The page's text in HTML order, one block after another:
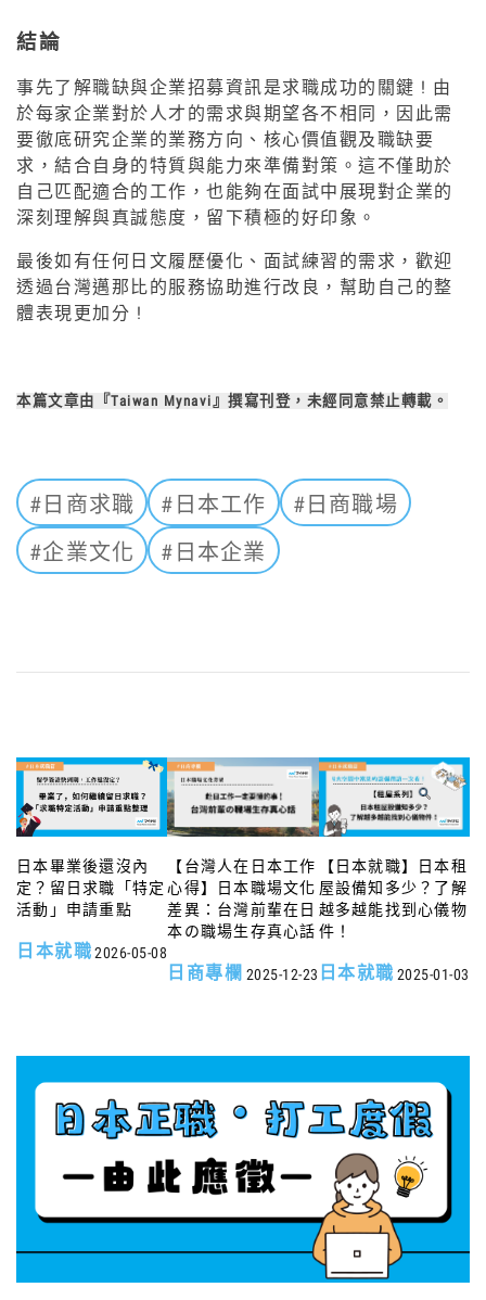
結論
事先了解職缺與企業招募資訊是求職成功的關鍵 ! 由
於每家企業對於人才的需求與期望各不相同，因此需
要徹底研究企業的業務方向、核心價值觀及職缺要
求，結合自身的特質與能力來準備對策。這不僅助於
自己匹配適合的工作，也能夠在面試中展現對企業的
深刻理解與真誠態度，留下積極的好印象。
最後如有任何日文履歷優化、面試練習的需求，歡迎
透過台灣邁那比的服務協助進行改良，幫助自己的整
體表現更加分 !
本篇文章由『Taiwan Mynavi』撰寫刊登，未經同意禁止轉載。
#日商求職 #日本工作
#日商職場
#企業文化
#日本企業
日本畢業後還沒內
定？留日求職「特定
活動」申請重點
日本就職 2026-05-08
【台灣人在日本工作
心得】日本職場文化
差異：台灣前輩在日
本の職場生存真心話
日商專欄 2025-12-23
【日本就職】日本租
屋設備知多少？了解
越多越能找到心儀物
件！
日本就職 2025-01-03